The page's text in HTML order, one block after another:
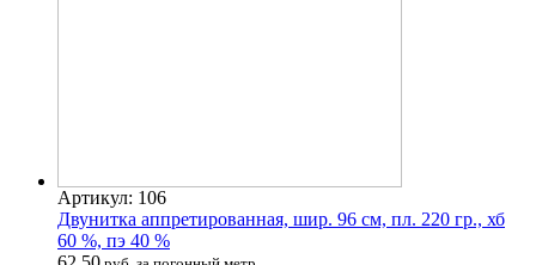
Артикул: 106
Двунитка аппретированная, шир. 96 см, пл. 220 гр., хб
60 %, пэ 40 %